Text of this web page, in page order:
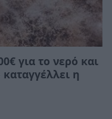
για το νερό και
η